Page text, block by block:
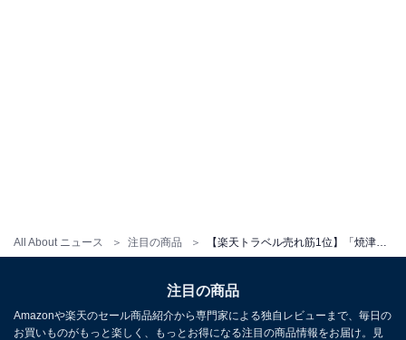
All About ニュース 注目の商品
注目の商品
Amazonや楽天のセール商品紹介から専門家による独自レビューまで、毎日の
お買いものがもっと楽しく、もっとお得になる注目の商品情報をお届け。見